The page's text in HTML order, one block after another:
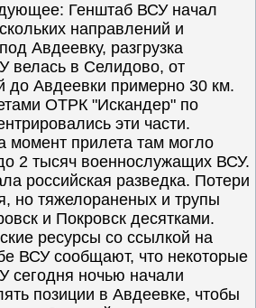
Генштаб ВСУ начал
направлений и
Авдеевку, разгрузка
велась в Селидово, от
до Авдеевки примерно 30 км.
ОТРК "Искандер" по
эти части.
момент прилета там могло
2 тысяч военнослужащих ВСУ.
российская разведка. Потери
но тяжелораненых и трупы
и Покровск десятками.
ресурсы со ссылкой на
ВСУ сообщают, что некоторые
сегодня ночью начали
позиции в Авдеевке, чтобы